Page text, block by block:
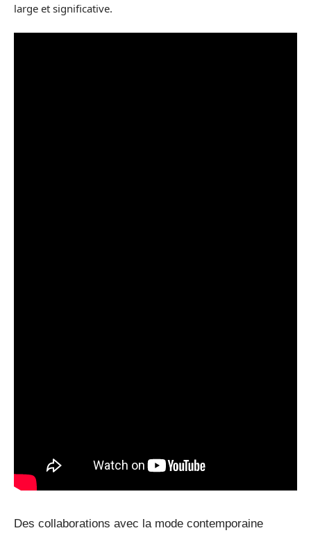
large et significative.
Des collaborations avec la mode contemporaine